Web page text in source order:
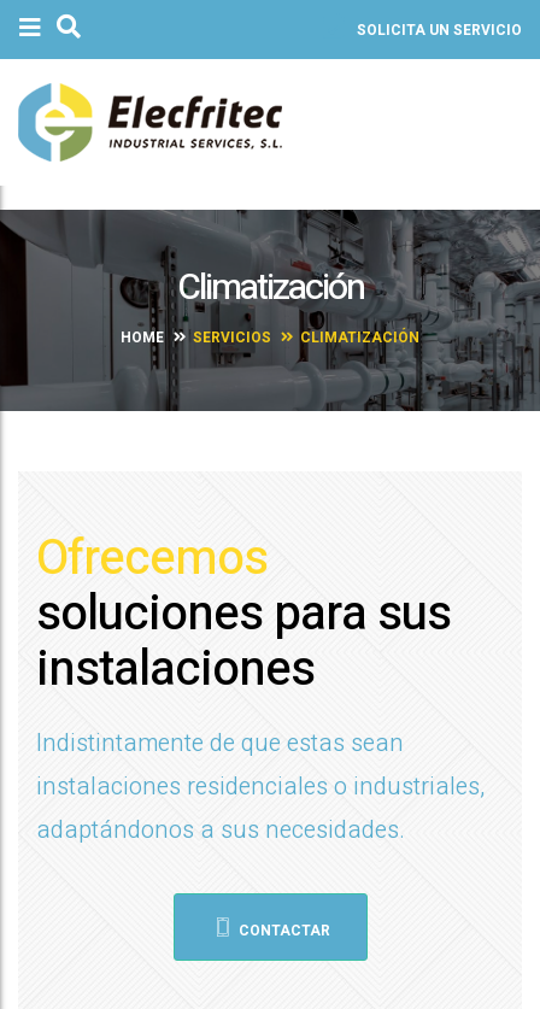
SOLICITA UN SERVICIO
Climatización
HOME SERVICIOS CLIMATIZACIÓN
Ofrecemos
soluciones para sus
instalaciones
Indistintamente de que estas sean
instalaciones residenciales o industriales,
adaptándonos a sus necesidades.
CONTACTAR